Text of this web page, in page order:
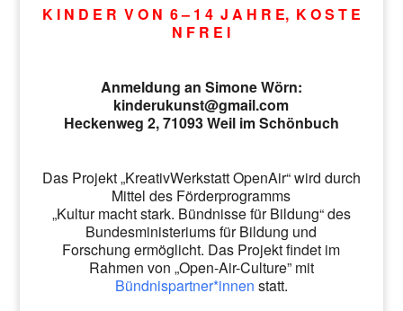
K I N D E R V O N 6 – 1 4 J A H R E, K O S T E
N F R E I
Anmeldung an Simone Wörn:
kinderukunst@gmail.com
Heckenweg 2, 71093 Weil im Schönbuch
Das Projekt „KreativWerkstatt OpenAir“ wird durch
Mittel des Förderprogramms
„Kultur macht stark. Bündnisse für Bildung“ des
Bundesministeriums für Bildung und
Forschung ermöglicht. Das Projekt findet im
Rahmen von „Open-Air-Culture” mit
Bündnispartner*innen statt.